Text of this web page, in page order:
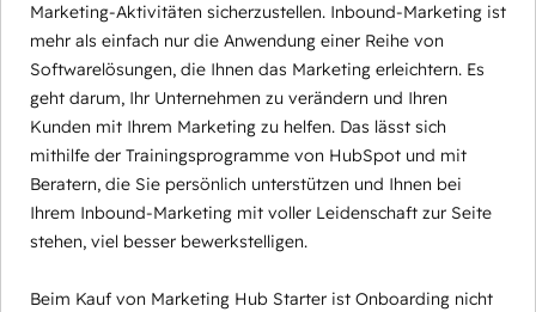
Marketing-Aktivitäten sicherzustellen. Inbound-Marketing ist
mehr als einfach nur die Anwendung einer Reihe von
Softwarelösungen, die Ihnen das Marketing erleichtern. Es
geht darum, Ihr Unternehmen zu verändern und Ihren
Kunden mit Ihrem Marketing zu helfen. Das lässt sich
mithilfe der Trainingsprogramme von HubSpot und mit
Beratern, die Sie persönlich unterstützen und Ihnen bei
Ihrem Inbound-Marketing mit voller Leidenschaft zur Seite
stehen, viel besser bewerkstelligen.
Beim Kauf von Marketing Hub Starter ist Onboarding nicht